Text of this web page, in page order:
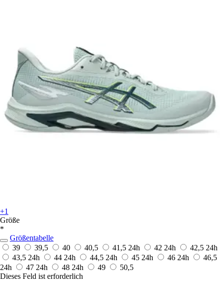
+1
Größe
*
Größentabelle
39
39,5 40 40,5 41,5 24h 42 24h 42,5 24h
43,5 24h 44 24h 44,5 24h 45 24h 46 24h
46,5
24h
47 24h 48 24h 49
50,5
Dieses Feld ist erforderlich